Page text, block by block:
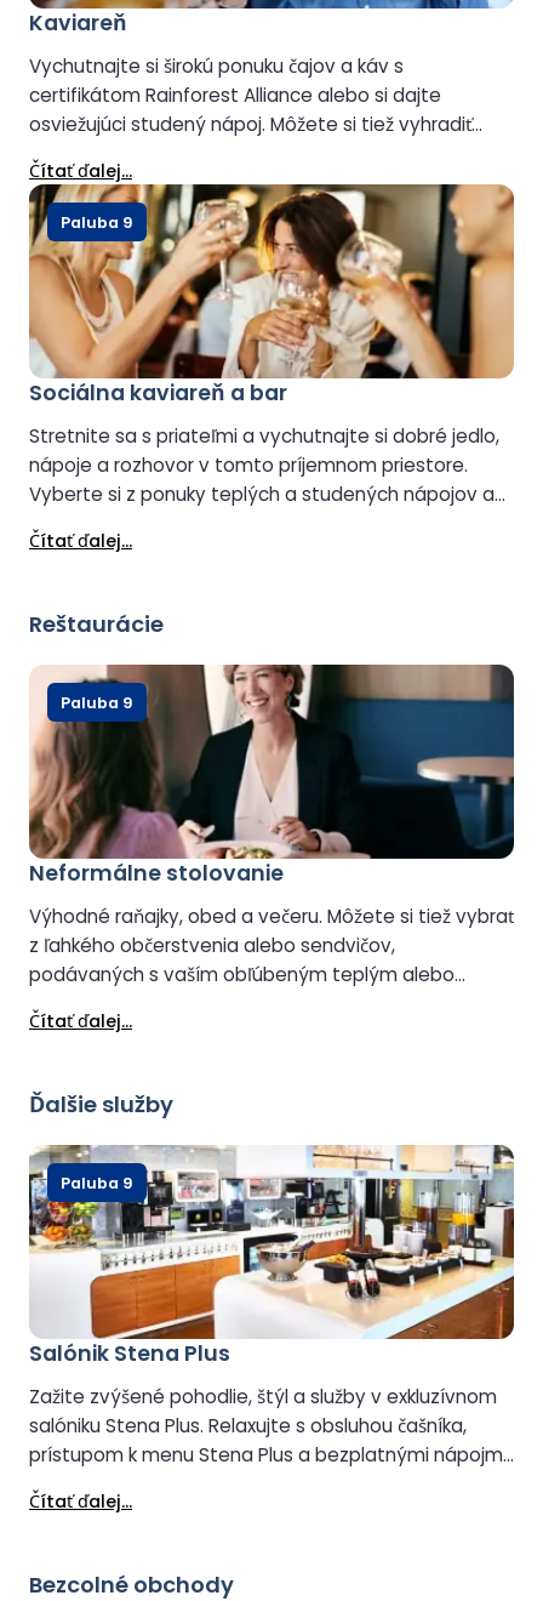
Kaviareň
Vychutnajte si širokú ponuku čajov a káv s
certifikátom Rainforest Alliance alebo si dajte
osviežujúci studený nápoj. Môžete si tiež vyhradiť
chvíľku na sladké občerstvenie alebo čerstvo
pripravený sendvič.
Čítať ďalej...
Sociálna kaviareň a bar
Stretnite sa s priateľmi a vychutnajte si dobré jedlo,
nápoje a rozhovor v tomto príjemnom priestore.
Vyberte si z ponuky teplých a studených nápojov a
občerstvenia v bare, pričom niektoré miesta na
sedenie ponúkajú výhľad na more. K dispozícii je
umožní zachytiť a zdieľať nezabudnuteľné okamihy z
vašej cesty.
Čítať ďalej...
Paluba 9
Reštaurácie
Neformálne stolovanie
Výhodné raňajky, obed a večeru. Môžete si tiež vybrať
z ľahkého občerstvenia alebo sendvičov,
podávaných s vaším obľúbeným teplým alebo
studeným nápojom, alkoholickým alebo
nealkoholickým.
Čítať ďalej...
Paluba 9
Ďalšie služby
Salónik Stena Plus
Zažite zvýšené pohodlie, štýl a služby v exkluzívnom
salóniku Stena Plus. Relaxujte s obsluhou čašníka,
prístupom k menu Stena Plus a bezplatnými nápojmi
a občerstvením. Pre zachovanie pokojnej atmosféry
je salónik vyhradený pre hostí od 8 rokov.
Čítať ďalej...
Paluba 9
Bezcolné obchody